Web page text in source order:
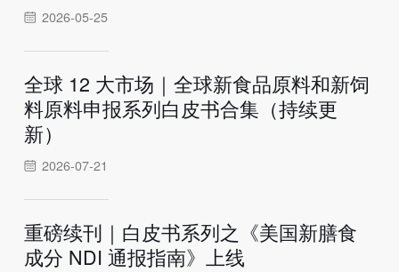
2026-05-25
全球 12 大市场｜全球新食品原料和新饲
料原料申报系列白皮书合集（持续更
新）
2026-07-21
重磅续刊｜白皮书系列之《美国新膳食
成分 NDI 通报指南》上线